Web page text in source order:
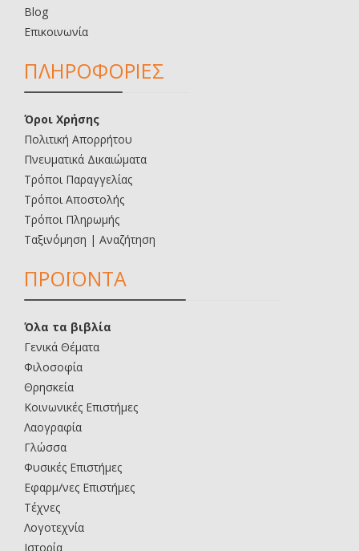
Blog
Επικοινωνία
ΠΛΗΡΟΦΟΡΙΕΣ
Όροι Χρήσης
Πολιτική Απορρήτου
Πνευματικά Δικαιώματα
Τρόποι Παραγγελίας
Τρόποι Αποστολής
Τρόποι Πληρωμής
Ταξινόμηση | Αναζήτηση
ΠΡΟΪΟΝΤΑ
Όλα τα βιβλία
Γενικά Θέματα
Φιλοσοφία
Θρησκεία
Κοινωνικές Επιστήμες
Λαογραφία
Γλώσσα
Φυσικές Επιστήμες
Εφαρμ/νες Επιστήμες
Τέχνες
Λογοτεχνία
Ιστορία